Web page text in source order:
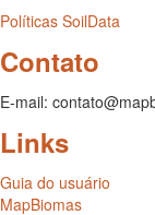
Políticas SoilData
Contato
E-mail:
Links
Guia do usuário
MapBiomas